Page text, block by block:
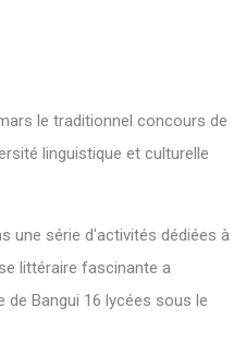
le traditionnel concours de
linguistique et culturelle
une série d'activités dédiées à
littéraire fascinante a
Bangui 16 lycées sous le